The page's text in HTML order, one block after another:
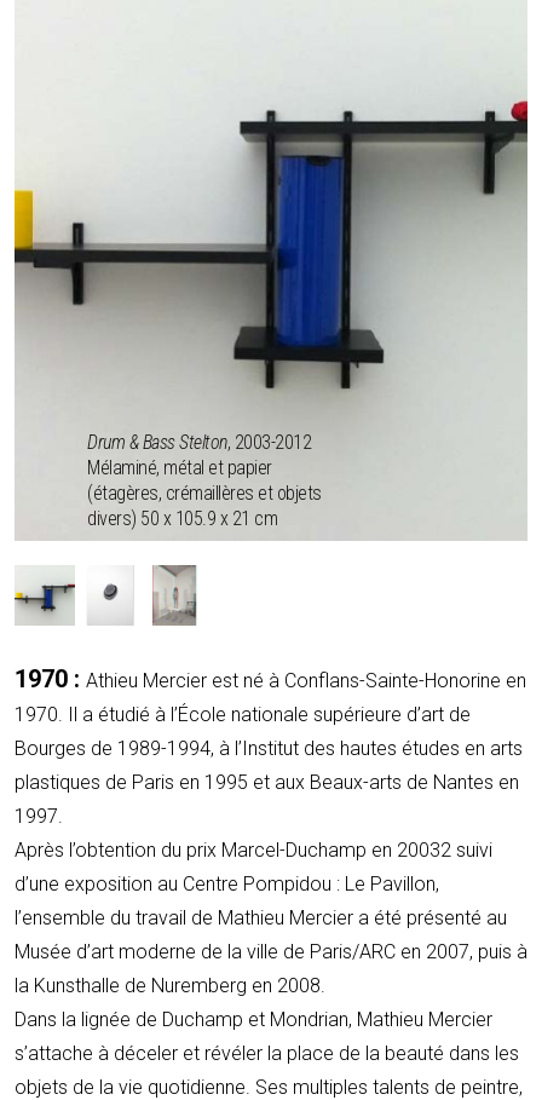
Drum & Bass Stelton, 2003-2012
Mélaminé, métal et papier
(étagères, crémaillères et objets
divers) 50 x 105.9 x 21 cm
1970 : Athieu Mercier est né à Conflans-Sainte-Honorine en
1970. Il a étudié à l’École nationale supérieure d’art de
Bourges de 1989-1994, à l’Institut des hautes études en arts
plastiques de Paris en 1995 et aux Beaux-arts de Nantes en
1997.
Après l’obtention du prix Marcel-Duchamp en 20032 suivi
d’une exposition au Centre Pompidou : Le Pavillon,
l’ensemble du travail de Mathieu Mercier a été présenté au
Musée d’art moderne de la ville de Paris/ARC en 2007, puis à
la Kunsthalle de Nuremberg en 2008.
Dans la lignée de Duchamp et Mondrian, Mathieu Mercier
s’attache à déceler et révéler la place de la beauté dans les
objets de la vie quotidienne. Ses multiples talents de peintre,